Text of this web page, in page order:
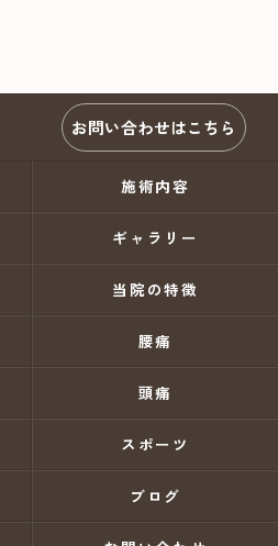
お問い合わせはこちら
施術内容
ギャラリー
当院の特徴
腰痛
頭痛
スポーツ
ブログ